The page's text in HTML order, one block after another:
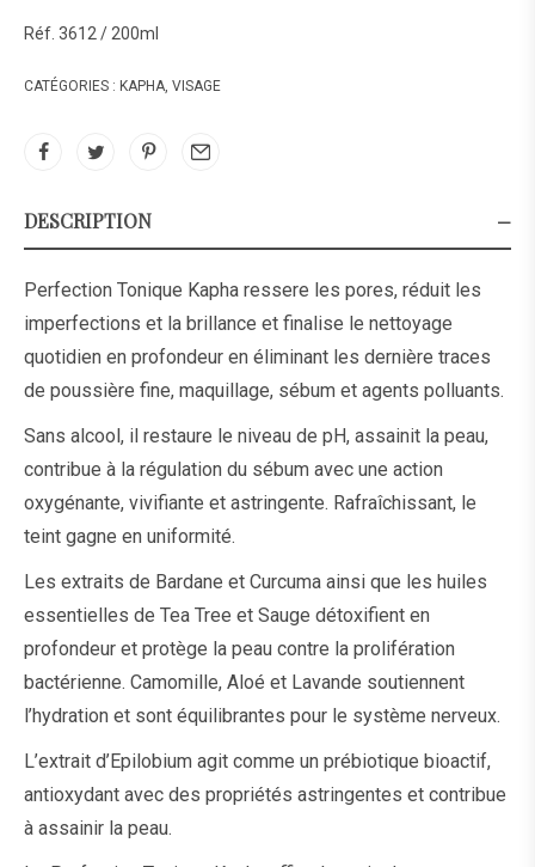
Réf. 3612 / 200ml
CATÉGORIES : KAPHA, VISAGE
DESCRIPTION
Perfection Tonique Kapha ressere les pores, réduit les
imperfections et la brillance et finalise le nettoyage
quotidien en profondeur en éliminant les dernière traces
de poussière fine, maquillage, sébum et agents polluants.
Sans alcool, il restaure le niveau de pH, assainit la peau,
contribue à la régulation du sébum avec une action
oxygénante, vivifiante et astringente. Rafraîchissant, le
teint gagne en uniformité.
Les extraits de Bardane et Curcuma ainsi que les huiles
essentielles de Tea Tree et Sauge détoxifient en
profondeur et protège la peau contre la prolifération
bactérienne. Camomille, Aloé et Lavande soutiennent
l’hydration et sont équilibrantes pour le système nerveux.
L’extrait d’Epilobium agit comme un prébiotique bioactif,
antioxydant avec des propriétés astringentes et contribue
à assainir la peau.